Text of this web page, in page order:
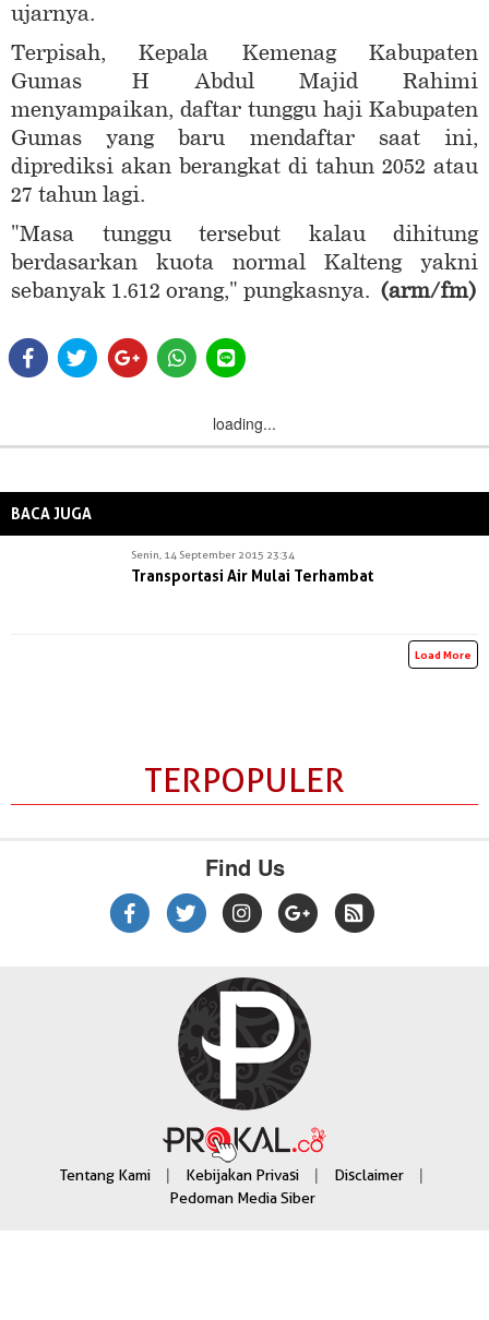
ujarnya.
Terpisah, Kepala Kemenag Kabupaten
Gumas H Abdul Majid Rahimi
menyampaikan, daftar tunggu haji Kabupaten
Gumas yang baru mendaftar saat ini,
diprediksi akan berangkat di tahun 2052 atau
27 tahun lagi.
"Masa tunggu tersebut kalau dihitung
berdasarkan kuota normal Kalteng yakni
sebanyak 1.612 orang," pungkasnya. (arm/fm)
loading...
BACA JUGA
Senin, 14 September 2015 23:34
Transportasi Air Mulai Terhambat
Load More
TERPOPULER
Find Us
Tentang Kami | Kebijakan Privasi | Disclaimer |
Pedoman Media Siber